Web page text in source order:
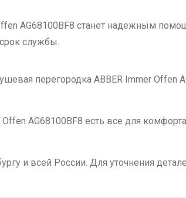
AG68100BF8 станет надежным
службы.
перегородка ABBER Immer
AG68100BF8 есть все для
и всей России. Для уточнения